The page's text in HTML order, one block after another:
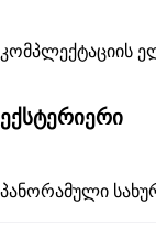
კომპლექტაციის
ექსტერიერი
პანორამული